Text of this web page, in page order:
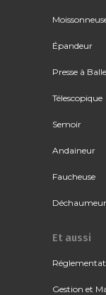
Épandeur
Presse à
Télescopique
Semoir
Andaineur
Faucheuse
Déchaumeur
Et aussi
Gestion et